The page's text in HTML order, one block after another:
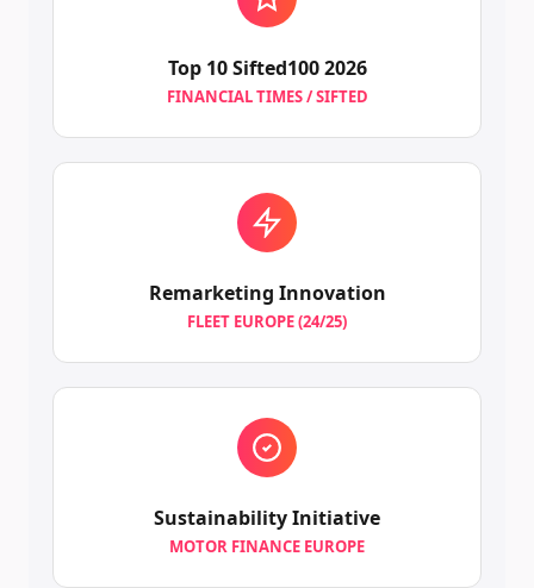
Top 10 Sifted100 2026
FINANCIAL TIMES / SIFTED
Remarketing Innovation
FLEET EUROPE (24/25)
Sustainability Initiative
MOTOR FINANCE EUROPE